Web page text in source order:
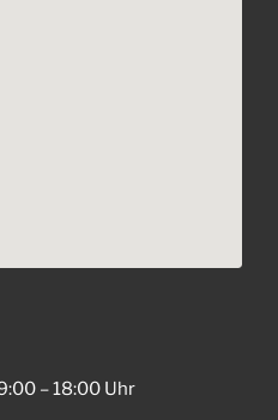
– 18:00 Uhr